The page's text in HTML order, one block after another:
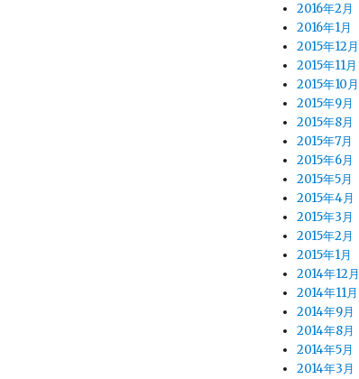
2016年2月
2016年1月
2015年12月
2015年11月
2015年10月
2015年9月
2015年8月
2015年7月
2015年6月
2015年5月
2015年4月
2015年3月
2015年2月
2015年1月
2014年12月
2014年11月
2014年9月
2014年8月
2014年5月
2014年3月